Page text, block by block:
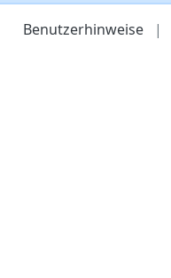
Benutzerhinweise |